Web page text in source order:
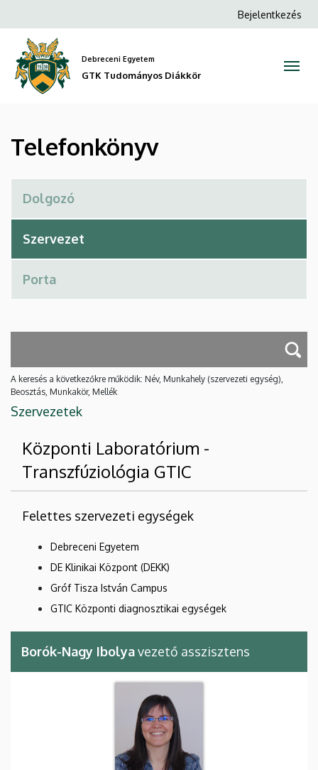
GTK
Tudományos
Diákkör
a
tartalomra
Anonim
Bejelentkezés
Debreceni Egyetem
GTK Tudományos Diákkör
Telefonkönyv
A keresés a következőkre működik: Név, Munkahely (szervezeti egység),
Beosztás, Munkakör, Mellék
Szervezetek
Központi Laboratórium -
Transzfúziológia GTIC
Felettes szervezeti egységek
Debreceni Egyetem
DE Klinikai Központ (DEKK)
Gróf Tisza István Campus
GTIC Központi diagnosztikai egységek
Borók-Nagy Ibolyavezető asszisztens